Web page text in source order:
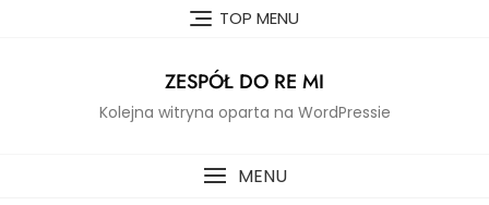
TOP MENU
ZESPÓŁ DO RE MI
Kolejna witryna oparta na WordPressie
MENU